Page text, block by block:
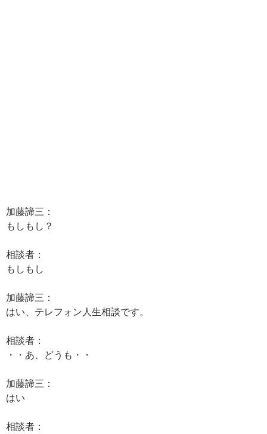
加藤諦三：
もしもし？
相談者：
もしもし
加藤諦三：
はい、テレフォン人生相談です。
相談者：
・・あ、どうも・・
加藤諦三：
はい
相談者：